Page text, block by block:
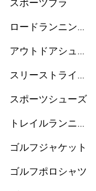
スポーツブラ
ロードランニング
アウトドアシュー
スリーストライプ
スポーツシューズ
トレイルランニン
ゴルフジャケット
ゴルフポロシャツ